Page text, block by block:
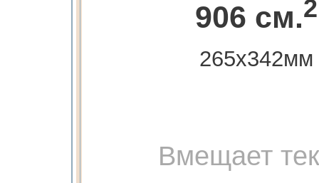
906 см.2
265х342мм
Вмещает